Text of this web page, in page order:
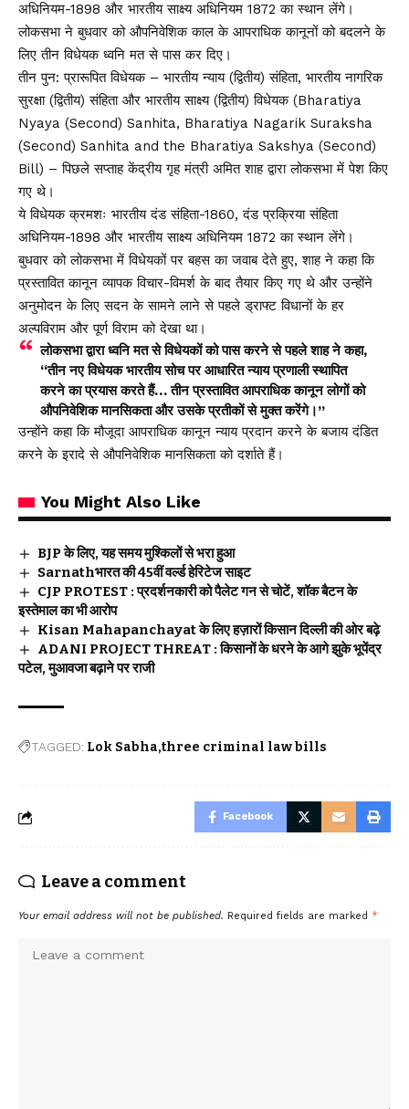
अधिनियम-1898 और भारतीय साक्ष्य अधिनियम 1872 का स्थान लेंगे।
लोकसभा ने बुधवार को औपनिवेशिक काल के आपराधिक कानूनों को बदलने के
लिए तीन विधेयक ध्वनि मत से पास कर दिए।
तीन पुन: प्रारूपित विधेयक – भारतीय न्याय (द्वितीय) संहिता, भारतीय नागरिक
सुरक्षा (द्वितीय) संहिता और भारतीय साक्ष्य (द्वितीय) विधेयक (Bharatiya
Nyaya (Second) Sanhita, Bharatiya Nagarik Suraksha
(Second) Sanhita and the Bharatiya Sakshya (Second)
Bill) – पिछले सप्ताह केंद्रीय गृह मंत्री अमित शाह द्वारा लोकसभा में पेश किए
गए थे।
ये विधेयक क्रमशः भारतीय दंड संहिता-1860, दंड प्रक्रिया संहिता
अधिनियम-1898 और भारतीय साक्ष्य अधिनियम 1872 का स्थान लेंगे।
बुधवार को लोकसभा में विधेयकों पर बहस का जवाब देते हुए, शाह ने कहा कि
प्रस्तावित कानून व्यापक विचार-विमर्श के बाद तैयार किए गए थे और उन्होंने
अनुमोदन के लिए सदन के सामने लाने से पहले ड्राफ्ट विधानों के हर
अल्पविराम और पूर्ण विराम को देखा था।
लोकसभा द्वारा ध्वनि मत से विधेयकों को पास करने से पहले शाह ने कहा,
“तीन नए विधेयक भारतीय सोच पर आधारित न्याय प्रणाली स्थापित
करने का प्रयास करते हैं… तीन प्रस्तावित आपराधिक कानून लोगों को
औपनिवेशिक मानसिकता और उसके प्रतीकों से मुक्त करेंगे।”
उन्होंने कहा कि मौजूदा आपराधिक कानून न्याय प्रदान करने के बजाय दंडित
करने के इरादे से औपनिवेशिक मानसिकता को दर्शाते हैं।
You Might Also Like
BJP के लिए, यह समय मुश्किलों से भरा हुआ
Sarnathभारत की 45वीं वर्ल्ड हेरिटेज साइट
CJP PROTEST : प्रदर्शनकारी को पैलेट गन से चोटें, शॉक बैटन के
इस्तेमाल का भी आरोप
Kisan Mahapanchayat के लिए हज़ारों किसान दिल्ली की ओर बढ़े
ADANI PROJECT THREAT : किसानों के धरने के आगे झुके भूपेंद्र
पटेल, मुआवजा बढ़ाने पर राजी
TAGGED: Lok Sabha three criminal law bills
Facebook
Leave a comment
Your email address will not be published. Required fields are marked *